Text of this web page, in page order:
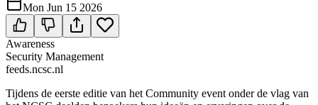
Mon Jun 15 2026
Awareness
Security Management
feeds.ncsc.nl
Tijdens de eerste editie van het Community event onder de vlag van